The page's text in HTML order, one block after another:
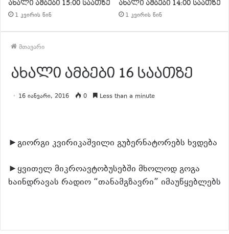
ახალი ამბები 15:00 საათზე
1 კვირის წინ
ახალი ამბები 14:00 საათზე
1 კვირის წინ
მთავარი
ახალი ამბები 16 საათზე
16 იანვარი, 2016 0 Less than a minute
►გიორგი კვირიკაშვილი გუბერნატორებს ხვდება
►ყვითელ მიკროავტობუსებში მხოლოდ გოგა
ხაინდრავას რადიო “თანამგზავრი” იმაუწყებლებს